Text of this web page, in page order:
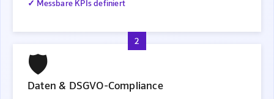
✓ Messbare KPIs definiert
2
🛡️
Daten & DSGVO-Compliance